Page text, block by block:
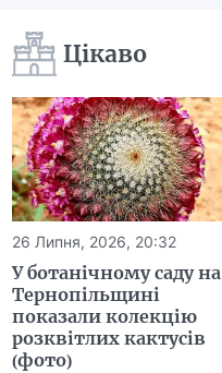
Цікаво
26 Липня, 2026, 20:32
У ботанічному саду на
Тернопільщині
показали колекцію
розквітлих кактусів
(фото)